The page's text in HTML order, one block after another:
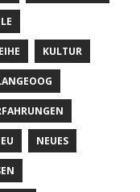
KULTUR
NEUES